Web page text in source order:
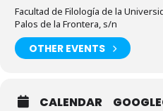
Facultad de Filología de la
Palos de la Frontera, s/n
OTHER EVENTS
CALENDAR